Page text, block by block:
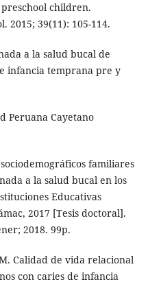
children.
2015; 39(11): 105-114.
a la salud bucal de
infancia temprana pre y
Peruana Cayetano
familiares
a la salud bucal en los
Educativas
2017 [Tesis doctoral].
2018. 99p.
Calidad de vida relacional
con caries de infancia